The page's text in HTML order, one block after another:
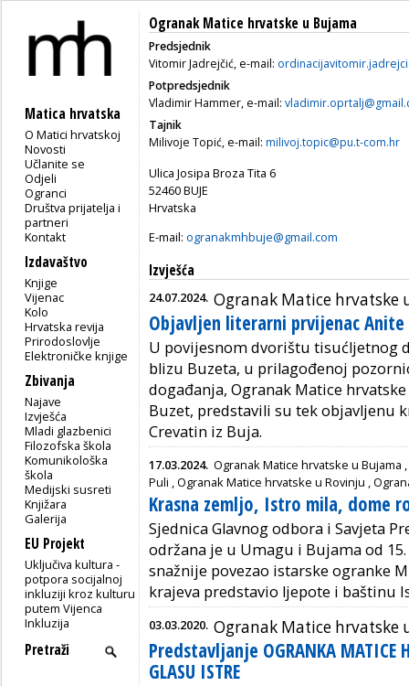
Matica hrvatska
O Matici hrvatskoj
Novosti
Učlanite se
Odjeli
Ogranci
Društva prijatelja i
partneri
Kontakt
Izdavaštvo
Knjige
Vijenac
Kolo
Hrvatska revija
Prirodoslovlje
Elektroničke knjige
Zbivanja
Najave
Izvješća
Mladi glazbenici
Filozofska škola
Komunikološka
škola
Medijski susreti
Knjižara
Galerija
EU Projekt
Uključiva kultura -
potpora socijalnoj
inkluziji kroz kulturu
putem Vijenca
Inkluzija
Ogranak Matice hrvatske u Bujama
Predsjednik
Vitomir Jadrejčić, e-mail:
Potpredsjednik
Vladimir Hammer, e-mail:
Tajnik
Milivoje Topić, e-mail: milivoj.topic@pu.t-com.hr
Ulica Josipa Broza Tita 6
52460 BUJE
Hrvatska
E-mail: ogranakmhbuje@gmail.com
Izvješća
24.07.2024. Ogranak Matice hrvatske
Objavljen literarni prvijenac Anite
U povijesnom dvorištu tisućljetnog
blizu Buzeta, u prilagođenoj
događanja, Ogranak Matice
Buzet, predstavili su tek objavljenu
Crevatin iz Buja.
17.03.2024. Ogranak Matice hrvatske u Bujama
Puli ,Ogranak Matice hrvatske u Rovinju ,
Krasna zemljo, Istro mila, dome
Sjednica Glavnog odbora i Savjeta
održana je u Umagu i Bujama od
snažnije povezao istarske ogranke
krajeva predstavio ljepote i baštinu
03.03.2020. Ogranak Matice hrvatske
Predstavljanje OGRANKA MATICE
GLASU ISTRE